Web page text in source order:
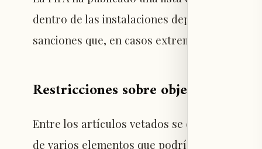
dentro de las instalaciones deportivas para
sanciones que, en casos extremos, podrían
Restricciones sobre objetos
Entre los artículos vetados se encuentran
de varios elementos que podrían no ser